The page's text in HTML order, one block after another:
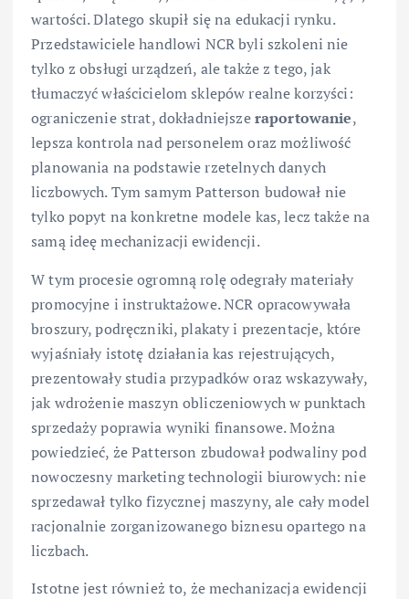
wartości. Dlatego skupił się na edukacji rynku.
Przedstawiciele handlowi NCR byli szkoleni nie
tylko z obsługi urządzeń, ale także z tego, jak
tłumaczyć właścicielom sklepów realne korzyści:
ograniczenie strat, dokładniejszeraportowanie,
lepsza kontrola nad personelem oraz możliwość
planowania na podstawie rzetelnych danych
liczbowych. Tym samym Patterson budował nie
tylko popyt na konkretne modele kas, lecz także na
samą ideę mechanizacji ewidencji.
W tym procesie ogromną rolę odegrały materiały
promocyjne i instruktażowe. NCR opracowywała
broszury, podręczniki, plakaty i prezentacje, które
wyjaśniały istotę działania kas rejestrujących,
prezentowały studia przypadków oraz wskazywały,
jak wdrożenie maszyn obliczeniowych w punktach
sprzedaży poprawia wyniki finansowe. Można
powiedzieć, że Patterson zbudował podwaliny pod
nowoczesny marketing technologii biurowych: nie
sprzedawał tylko fizycznej maszyny, ale cały model
racjonalnie zorganizowanego biznesu opartego na
liczbach.
Istotne jest również to, że mechanizacja ewidencji